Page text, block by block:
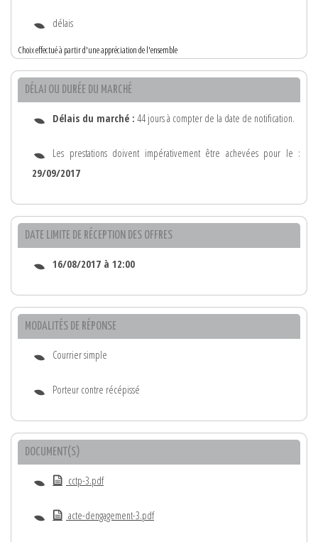
délais
Choix effectué à partir d'une appréciation de l'ensemble
DÉLAI OU DURÉE DU MARCHÉ
Délais du marché : 44 jours à compter de la date de notification.
Les prestations doivent impérativement être achevées pour le :
29/09/2017
DATE LIMITE DE RÉCEPTION DES OFFRES
16/08/2017 à 12:00
MODALITÉS DE RÉPONSE
Courrier simple
Porteur contre récépissé
DOCUMENT(S)
cctp-3.pdf
acte-dengagement-3.pdf